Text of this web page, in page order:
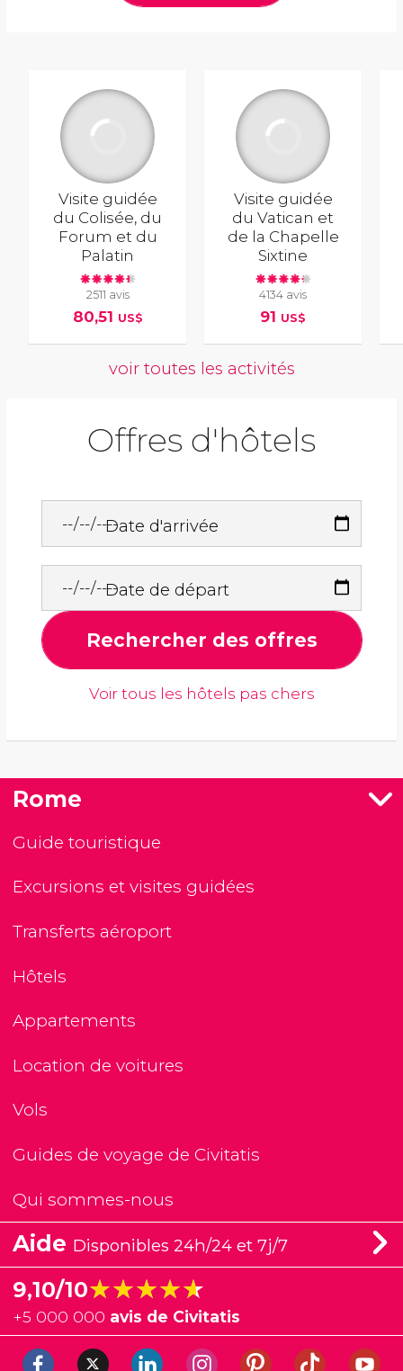
Visite guidée
du Colisée, du
Forum et du
Palatin
2511 avis
80,51 US$
Visite guidée
du Vatican et
de la Chapelle
Sixtine
4134 avis
91 US$
voir toutes les activités
Offres d'hôtels
Date d'arrivée
Date de départ
Rechercher des offres
Voir tous les hôtels pas chers
Rome
Guide touristique
Excursions et visites guidées
Transferts aéroport
Hôtels
Appartements
Location de voitures
Vols
Guides de voyage de Civitatis
Qui sommes-nous
Aide Disponibles 24h/24 et 7j/7
9,10/10★★★★★
★★★★★
+5 000 000 avis de Civitatis